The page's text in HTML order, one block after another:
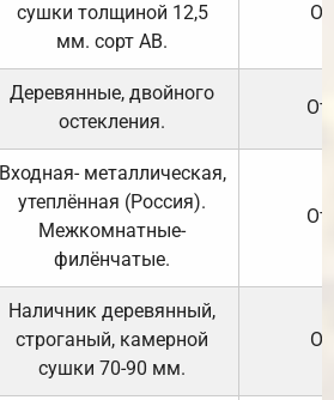
сушки толщиной 12,5
мм. сорт АВ.
Деревянные, двойного
остекления.
Входная- металлическая,
утеплённая (Россия).
Межкомнатные-
филёнчатые.
Наличник деревянный,
строганый, камерной
сушки 70-90 мм.